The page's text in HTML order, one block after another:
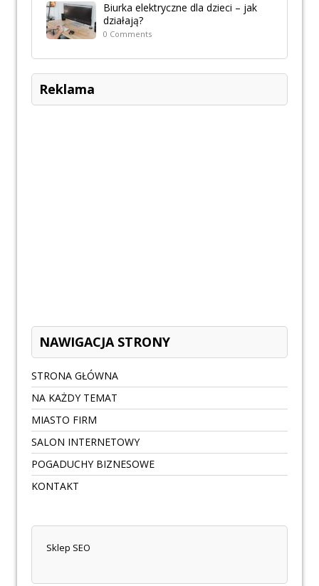
Biurka elektryczne dla dzieci – jak
działają?
0 Comments
Reklama
NAWIGACJA STRONY
STRONA GŁÓWNA
NA KAŻDY TEMAT
MIASTO FIRM
SALON INTERNETOWY
POGADUCHY BIZNESOWE
KONTAKT
Sklep SEO